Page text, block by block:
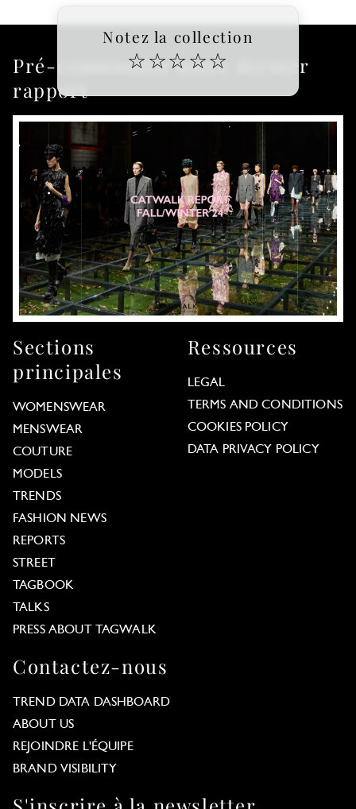
Notez la collection
☆ ☆☆ ☆☆
Pré-commander notre dernier
rapport
Sections
principales
WOMENSWEAR
MENSWEAR
COUTURE
MODELS
TRENDS
FASHION NEWS
REPORTS
STREET
TAGBOOK
TALKS
PRESS ABOUT TAGWALK
Ressources
LEGAL
TERMS AND CONDITIONS
COOKIES POLICY
DATA PRIVACY POLICY
Contactez-nous
TREND DATA DASHBOARD
ABOUT US
REJOINDRE L'ÉQUIPE
BRAND VISIBILITY